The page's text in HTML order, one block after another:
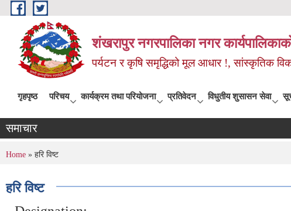
Skip to main content
शंखरापुर नगरपालिका नगर
पर्यटन र कृषि समृद्धिको मूल आधार !, सांस्कृतिक
गृहपृष्ठ परिचय कार्यक्रम तथा परियोजना प्रतिवेदन विधुतीय शुसासन सेवा
समाचार
You are here
Home » हरि विष्ट
हरि विष्ट